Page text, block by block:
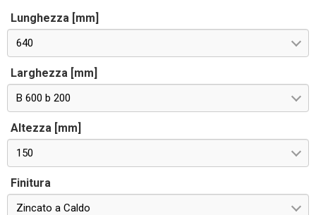
Lunghezza [mm]
640
Larghezza [mm]
B 600 b 200
Altezza [mm]
150
Finitura
Zincato a Caldo